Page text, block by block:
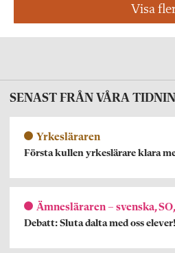
Visa
SENAST FRÅN VÅRA
Yrkesläraren
Första kullen yrkeslärare klara
Ämnesläraren – svenska,
Debatt: Sluta dalta med oss elever!